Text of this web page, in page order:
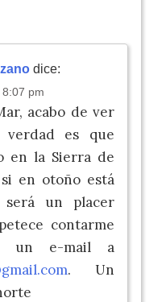
dice:
pm
acabo de ver
verdad es que
en la Sierra de
en otoño está
será un placer
contarme
un e-mail a
. Un